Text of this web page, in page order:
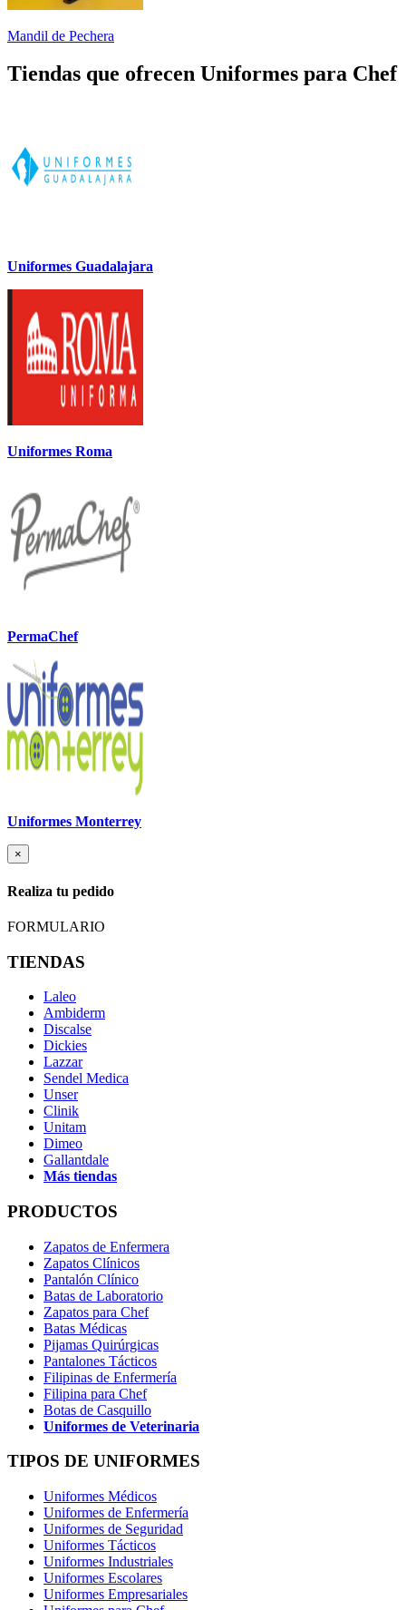
Mandil de Pechera
Tiendas que ofrecen Uniformes para Chef
Uniformes Guadalajara
Uniformes Roma
PermaChef
Uniformes Monterrey
×
Realiza tu pedido
FORMULARIO
TIENDAS
Laleo
Ambiderm
Discalse
Dickies
Lazzar
Sendel Medica
Unser
Clinik
Unitam
Dimeo
Gallantdale
Más tiendas
PRODUCTOS
Zapatos de Enfermera
Zapatos Clínicos
Pantalón Clínico
Batas de Laboratorio
Zapatos para Chef
Batas Médicas
Pijamas Quirúrgicas
Pantalones Tácticos
Filipinas de Enfermería
Filipina para Chef
Botas de Casquillo
Uniformes de Veterinaria
TIPOS DE UNIFORMES
Uniformes Médicos
Uniformes de Enfermería
Uniformes de Seguridad
Uniformes Tácticos
Uniformes Industriales
Uniformes Escolares
Uniformes Empresariales